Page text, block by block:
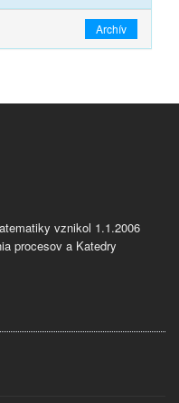
Archív
vznikol 1.1.2006
procesov a Katedry